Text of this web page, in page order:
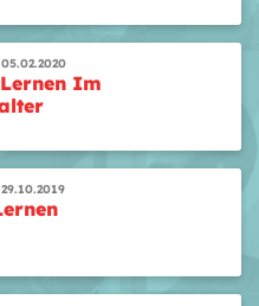
05.02.2020
Im
29.10.2019